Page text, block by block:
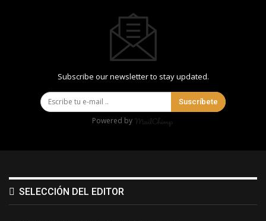
Subscribe our newsletter to stay updated.
Suscríbete
Powered by
SELECCIÓN DEL EDITOR